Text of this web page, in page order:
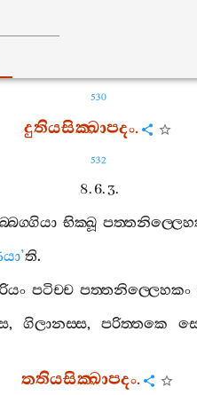
530
දුතියසික‍්ඛාපදං.
532
8. 6. 3.
භික‍්ඛූ
’ති.
පටිච‍්ච පත‍්තනිල‍්ලෙහකං
,ගිලානස‍්ස,පරිත‍්තකෙ
තතියසික‍්ඛාපදං.